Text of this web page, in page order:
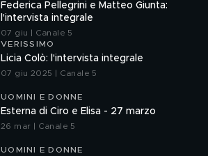
Federica Pellegrini e Matteo Giunta:
l'intervista integrale
07 giu | Canale 5
VERISSIMO
Licia Colò: l'intervista integrale
07 giu 2025 | Canale 5
UOMINI E DONNE
Esterna di Ciro e Elisa - 27 marzo
26 mar | Canale 5
UOMINI E DONNE